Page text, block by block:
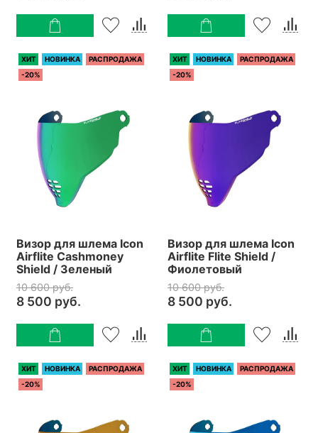
ХИТ НОВИНКА
РАСПРОДАЖА
-20%
Визор для шлема Icon
Airflite Cashmoney
Shield / Зеленый
10 600 руб.
8 500 руб.
ХИТ НОВИНКА
РАСПРОДАЖА
-20%
Визор для шлема Icon
Airflite Flite Shield /
Фиолетовый
10 600 руб.
8 500 руб.
ХИТ НОВИНКА
РАСПРОДАЖА
-20%
ХИТ НОВИНКА
РАСПРОДАЖА
-20%